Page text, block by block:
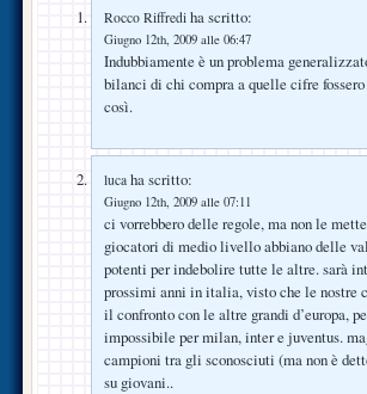
Rocco Riffredi ha scritto:
Giugno 12th, 2009 alle 06:47
Indubbiamente è un problema
bilanci di chi compra a quelle cifre
così.
luca ha scritto:
Giugno 12th, 2009 alle 07:11
ci vorrebbero delle regole, ma non le
giocatori di medio livello abbiano delle
potenti per indebolire tutte le altre. sarà
prossimi anni in italia, visto che le nostre
il confronto con le altre grandi d’europa,
impossibile per milan, inter e juventus.
campioni tra gli sconosciuti (ma non è
su giovani..